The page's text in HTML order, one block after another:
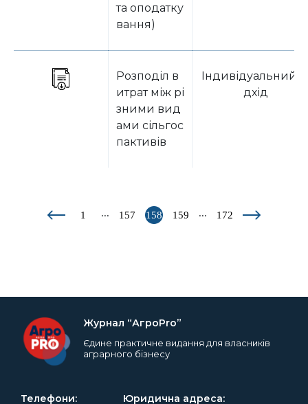
та оподатку
вання)
Розподіл в
итрат між рі
зними вид
ами сільгос
пактивів
Індивідуальний
дхід
1 ... 157 158 159 ... 172
Журнал “АгроPro”
Єдине практичне видання для власників
аграрного бізнесу
Юридична адреса:
Телефони: